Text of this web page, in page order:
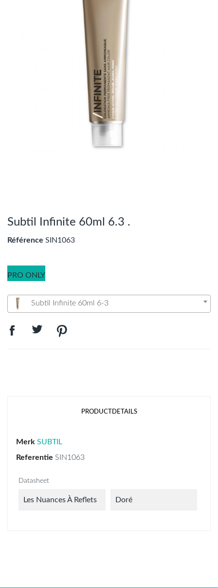
Subtil Infinite 60ml 6.3 .
Référence SIN1063
PRO ONLY
Subtil Infinite 60ml 6-3
PRODUCTDETAILS
Merk SUBTIL
Referentie SIN1063
Datasheet
Les Nuances À Reflets Doré